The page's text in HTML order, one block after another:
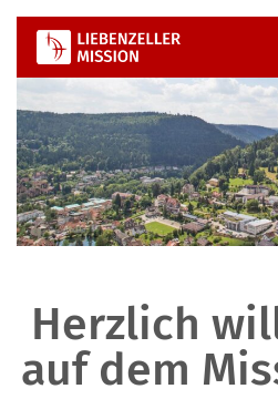
Zum
Inhalt
springen
Herzlich
auf dem